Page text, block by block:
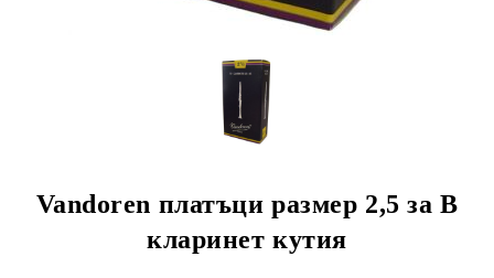
Vandoren платъци размер 2,5 за В
кларинет кутия